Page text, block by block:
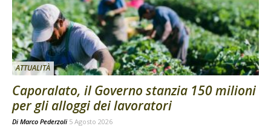
ATTUALITÀ
Caporalato, il Governo stanzia 150 milioni
per gli alloggi dei lavoratori
Di Marco Pederzoli 5 Agosto 2026